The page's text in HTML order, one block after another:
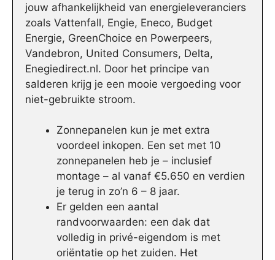
jouw afhankelijkheid van energieleveranciers
zoals Vattenfall, Engie, Eneco, Budget
Energie, GreenChoice en Powerpeers,
Vandebron, United Consumers, Delta,
Enegiedirect.nl. Door het principe van
salderen krijg je een mooie vergoeding voor
niet-gebruikte stroom.
Zonnepanelen kun je met extra
voordeel inkopen. Een set met 10
zonnepanelen heb je – inclusief
montage – al vanaf €5.650 en verdien
je terug in zo’n 6 – 8 jaar.
Er gelden een aantal
randvoorwaarden: een dak dat
volledig in privé-eigendom is met
oriëntatie op het zuiden. Het